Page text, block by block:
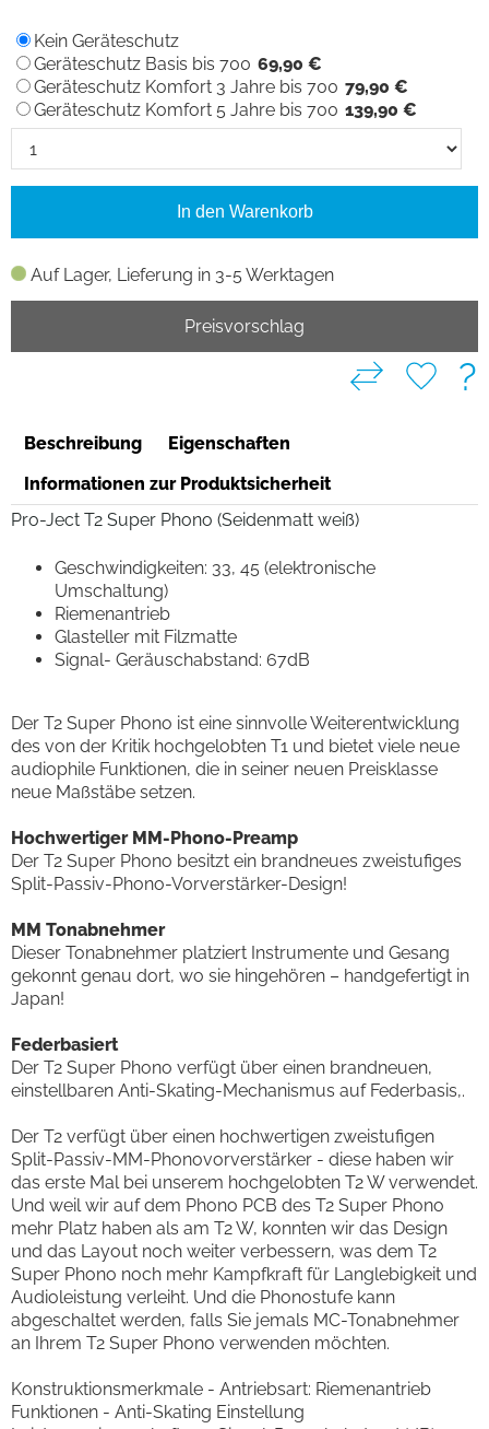
Auf Lager, Lieferung in 3-5 Werktagen
Kein Geräteschutz
Geräteschutz Basis bis 700 69,90 €
Geräteschutz Komfort 3 Jahre bis 700 79,90 €
Geräteschutz Komfort 5 Jahre bis 700 139,90 €
In den Warenkorb
Preisvorschlag
?
Beschreibung
Eigenschaften
Informationen zur Produktsicherheit
Pro-Ject T2 Super Phono (Seidenmatt weiß)
Geschwindigkeiten: 33, 45 (elektronische
Umschaltung)
Riemenantrieb
Glasteller mit Filzmatte
Signal- Geräuschabstand: 67dB
Der T2 Super Phono ist eine sinnvolle Weiterentwicklung
des von der Kritik hochgelobten T1 und bietet viele neue
audiophile Funktionen, die in seiner neuen Preisklasse
neue Maßstäbe setzen.
Hochwertiger MM-Phono-Preamp
Der T2 Super Phono besitzt ein brandneues zweistufiges
Split-Passiv-Phono-Vorverstärker-Design!
MM Tonabnehmer
Dieser Tonabnehmer platziert Instrumente und Gesang
gekonnt genau dort, wo sie hingehören – handgefertigt in
Japan!
Federbasiert
Der T2 Super Phono verfügt über einen brandneuen,
einstellbaren Anti-Skating-Mechanismus auf Federbasis,.
Der T2 verfügt über einen hochwertigen zweistufigen
Split-Passiv-MM-Phonovorverstärker - diese haben wir
das erste Mal bei unserem hochgelobten T2 W verwendet.
Und weil wir auf dem Phono PCB des T2 Super Phono
mehr Platz haben als am T2 W, konnten wir das Design
und das Layout noch weiter verbessern, was dem T2
Super Phono noch mehr Kampfkraft für Langlebigkeit und
Audioleistung verleiht. Und die Phonostufe kann
abgeschaltet werden, falls Sie jemals MC-Tonabnehmer
an Ihrem T2 Super Phono verwenden möchten.
Konstruktionsmerkmale - Antriebsart: Riemenantrieb
Funktionen - Anti-Skating Einstellung